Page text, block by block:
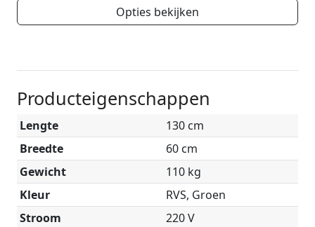
Opties bekijken
Producteigenschappen
Lengte
130 cm
Breedte
60 cm
Gewicht
110 kg
Kleur
RVS, Groen
Stroom
220 V